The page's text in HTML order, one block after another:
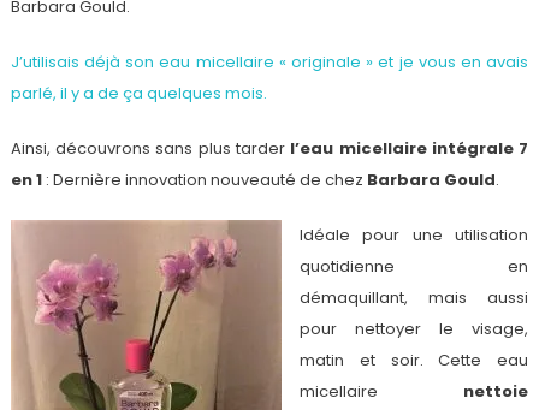
Barbara Gould.
J’utilisais déjà son eau micellaire « originale » et je vous en avais
parlé, il y a de ça quelques mois.
Ainsi, découvrons sans plus tarder l’eau micellaire intégrale 7
en 1 : Dernière innovation nouveauté de chez Barbara Gould.
Idéale pour une utilisation
quotidienne en
démaquillant, mais aussi
pour nettoyer le visage,
matin et soir. Cette eau
micellaire nettoie